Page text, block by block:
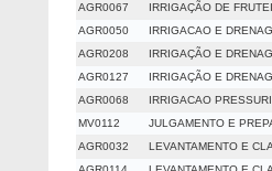
AGR0067
IRRIGAÇÃO DE
AGR0050
IRRIGACAO E
AGR0208
IRRIGAÇÃO E
AGR0127
IRRIGAÇÃO E
AGR0068
IRRIGACAO
MV0112
JULGAMENTO E
AGR0032
LEVANTAMENTO E